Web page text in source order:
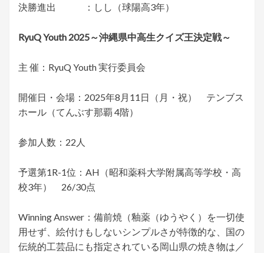
決勝進出 ：しし（球陽高3年）
RyuQ Youth 2025～沖縄県中高生クイズ王決定戦～
主 催：RyuQ Youth 実行委員会
開催日・会場：2025年8月11日（月・祝） テンブス
ホール（てんぶす那覇 4階）
参加人数：22人
予選第1R-1位：AH（昭和薬科大学附属高等学校・高
校3年） 26/30点
Winning Answer：備前焼（釉薬（ゆうやく）を一切使
用せず、絵付けもしないシンプルさが特徴的な、国の
伝統的工芸品にも指定されている岡山県の焼き物は／